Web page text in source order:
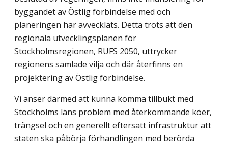
byggandet av Östlig förbindelse med och
planeringen har avvecklats. Detta trots att den
regionala utvecklingsplanen för
Stockholmsregionen, RUFS 2050, uttrycker
regionens samlade vilja och där återfinns en
projektering av Östlig förbindelse.
Vi anser därmed att kunna komma tillbukt med
Stockholms läns problem med återkommande köer,
trängsel och en generellt eftersatt infrastruktur att
staten ska påbörja förhandlingen med berörda